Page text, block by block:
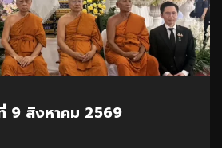
9 สิงหาคม 2569